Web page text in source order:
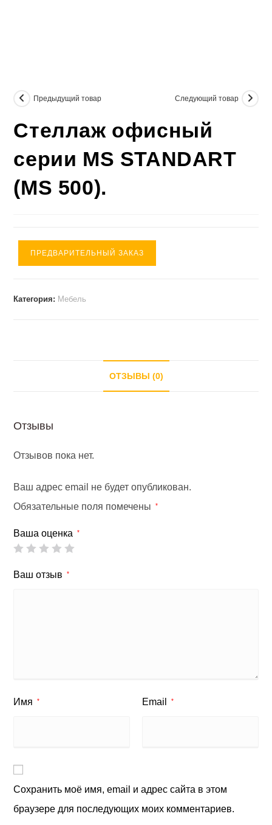
Предыдущий товар Следующий товар
Стеллаж офисный
серии MS STANDART
(MS 500).
ПРЕДВАРИТЕЛЬНЫЙ ЗАКАЗ
Категория: Мебель
ОТЗЫВЫ (0)
Отзывы
Отзывов пока нет.
Ваш адрес email не будет опубликован.
Обязательные поля помечены
*
Ваша оценка *
Ваш отзыв *
Имя * Email *
Сохранить моё имя, email и адрес сайта в этом
браузере для последующих моих комментариев.